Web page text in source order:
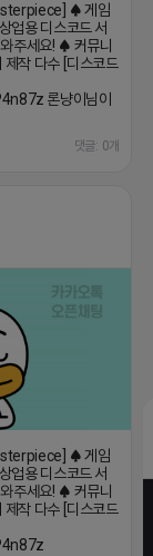
♠ 게임
업용 디스코드 서
주세요! ♠ 커뮤니
제작 다수 [디스코드
론냥이님이
댓글: 0개
♠ 게임
업용 디스코드 서
주세요! ♠ 커뮤니
제작 다수 [디스코드